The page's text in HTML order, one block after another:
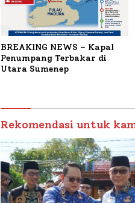
BREAKING NEWS – Kapal
Penumpang Terbakar di
Utara Sumenep
Rekomendasi untuk